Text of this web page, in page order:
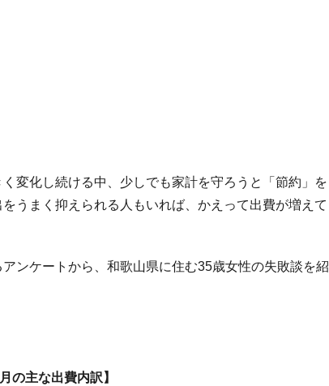
変化し続ける中、少しでも家計を守ろうと「節約」を
うまく抑えられる人もいれば、かえって出費が増えて
ンケートから、和歌山県に住む35歳女性の失敗談を紹
の主な出費内訳】